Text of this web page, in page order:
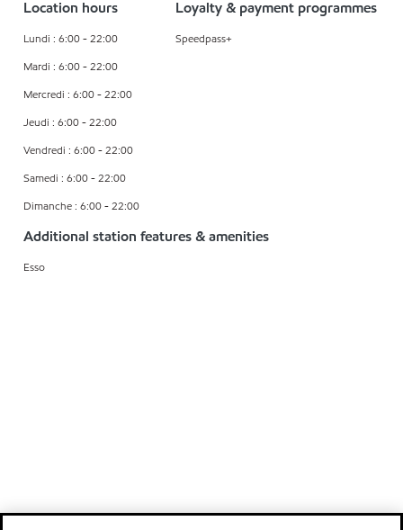
Location hours
Lundi : 6:00 - 22:00
Mardi : 6:00 - 22:00
Mercredi : 6:00 - 22:00
Jeudi : 6:00 - 22:00
Vendredi : 6:00 - 22:00
Samedi : 6:00 - 22:00
Dimanche : 6:00 - 22:00
Loyalty & payment programmes
Speedpass+
Additional station features & amenities
Esso